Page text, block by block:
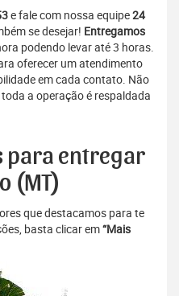
e fale com nossa equipe24
se desejar! Entregamos
podendo levar até 3 horas.
oferecer um atendimento
em cada contato. Não
a operação é respaldada
para entregar
(MT)
que destacamos para te
basta clicar em“Mais